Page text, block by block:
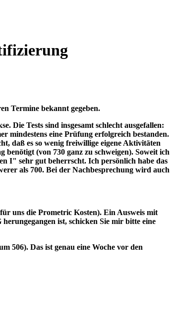
Termine bekannt gegeben.
Die Tests sind insgesamt schlecht ausgefallen:
mindestens eine Prüfung erfolgreich bestanden.
daß es so wenig freiwillige eigene Aktivitäten
(von 730 ganz zu schweigen). Soweit ich
I" sehr gut beherrscht. Ich persönlich habe das
als 700. Bei der Nachbesprechung wird auch
uns die Prometric Kosten). Ein Ausweis mit
ist, schicken Sie mir bitte eine
506). Das ist genau eine Woche vor den